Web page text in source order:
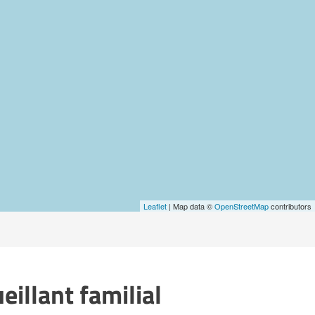
Leaflet | Map data ©OpenStreetMapcontributors
familial